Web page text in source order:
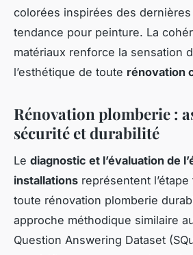
colorées inspirées des
tendance pour peinture. La
matériaux renforce la sensation
l’esthétique de toute rénovation
Rénovation plomberie :
sécurité et durabilité
Le diagnostic et l’évaluation de
installations représentent
toute rénovation plomberie
approche méthodique similaire
Question Answering Dataset